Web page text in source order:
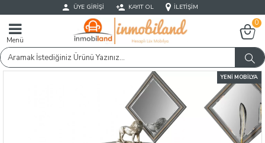
ÜYE GIRIŞI KAYIT OL İLETIŞIM
Menü
0
YENI MOBILYA